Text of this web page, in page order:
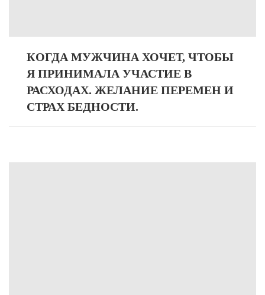
КОГДА МУЖЧИНА ХОЧЕТ, ЧТОБЫ
Я ПРИНИМАЛА УЧАСТИЕ В
РАСХОДАХ. ЖЕЛАНИЕ ПЕРЕМЕН И
СТРАХ БЕДНОСТИ.